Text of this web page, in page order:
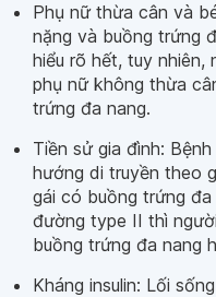
Phụ nữ thừa cân và
nặng và buồng trứng
hiểu rõ hết, tuy
phụ nữ không thừa
trứng đa nang.
Tiền sử gia đình:
hướng di truyền theo
gái có buồng trứng
đường type II thì
buồng trứng đa nang
Kháng insulin: Lối